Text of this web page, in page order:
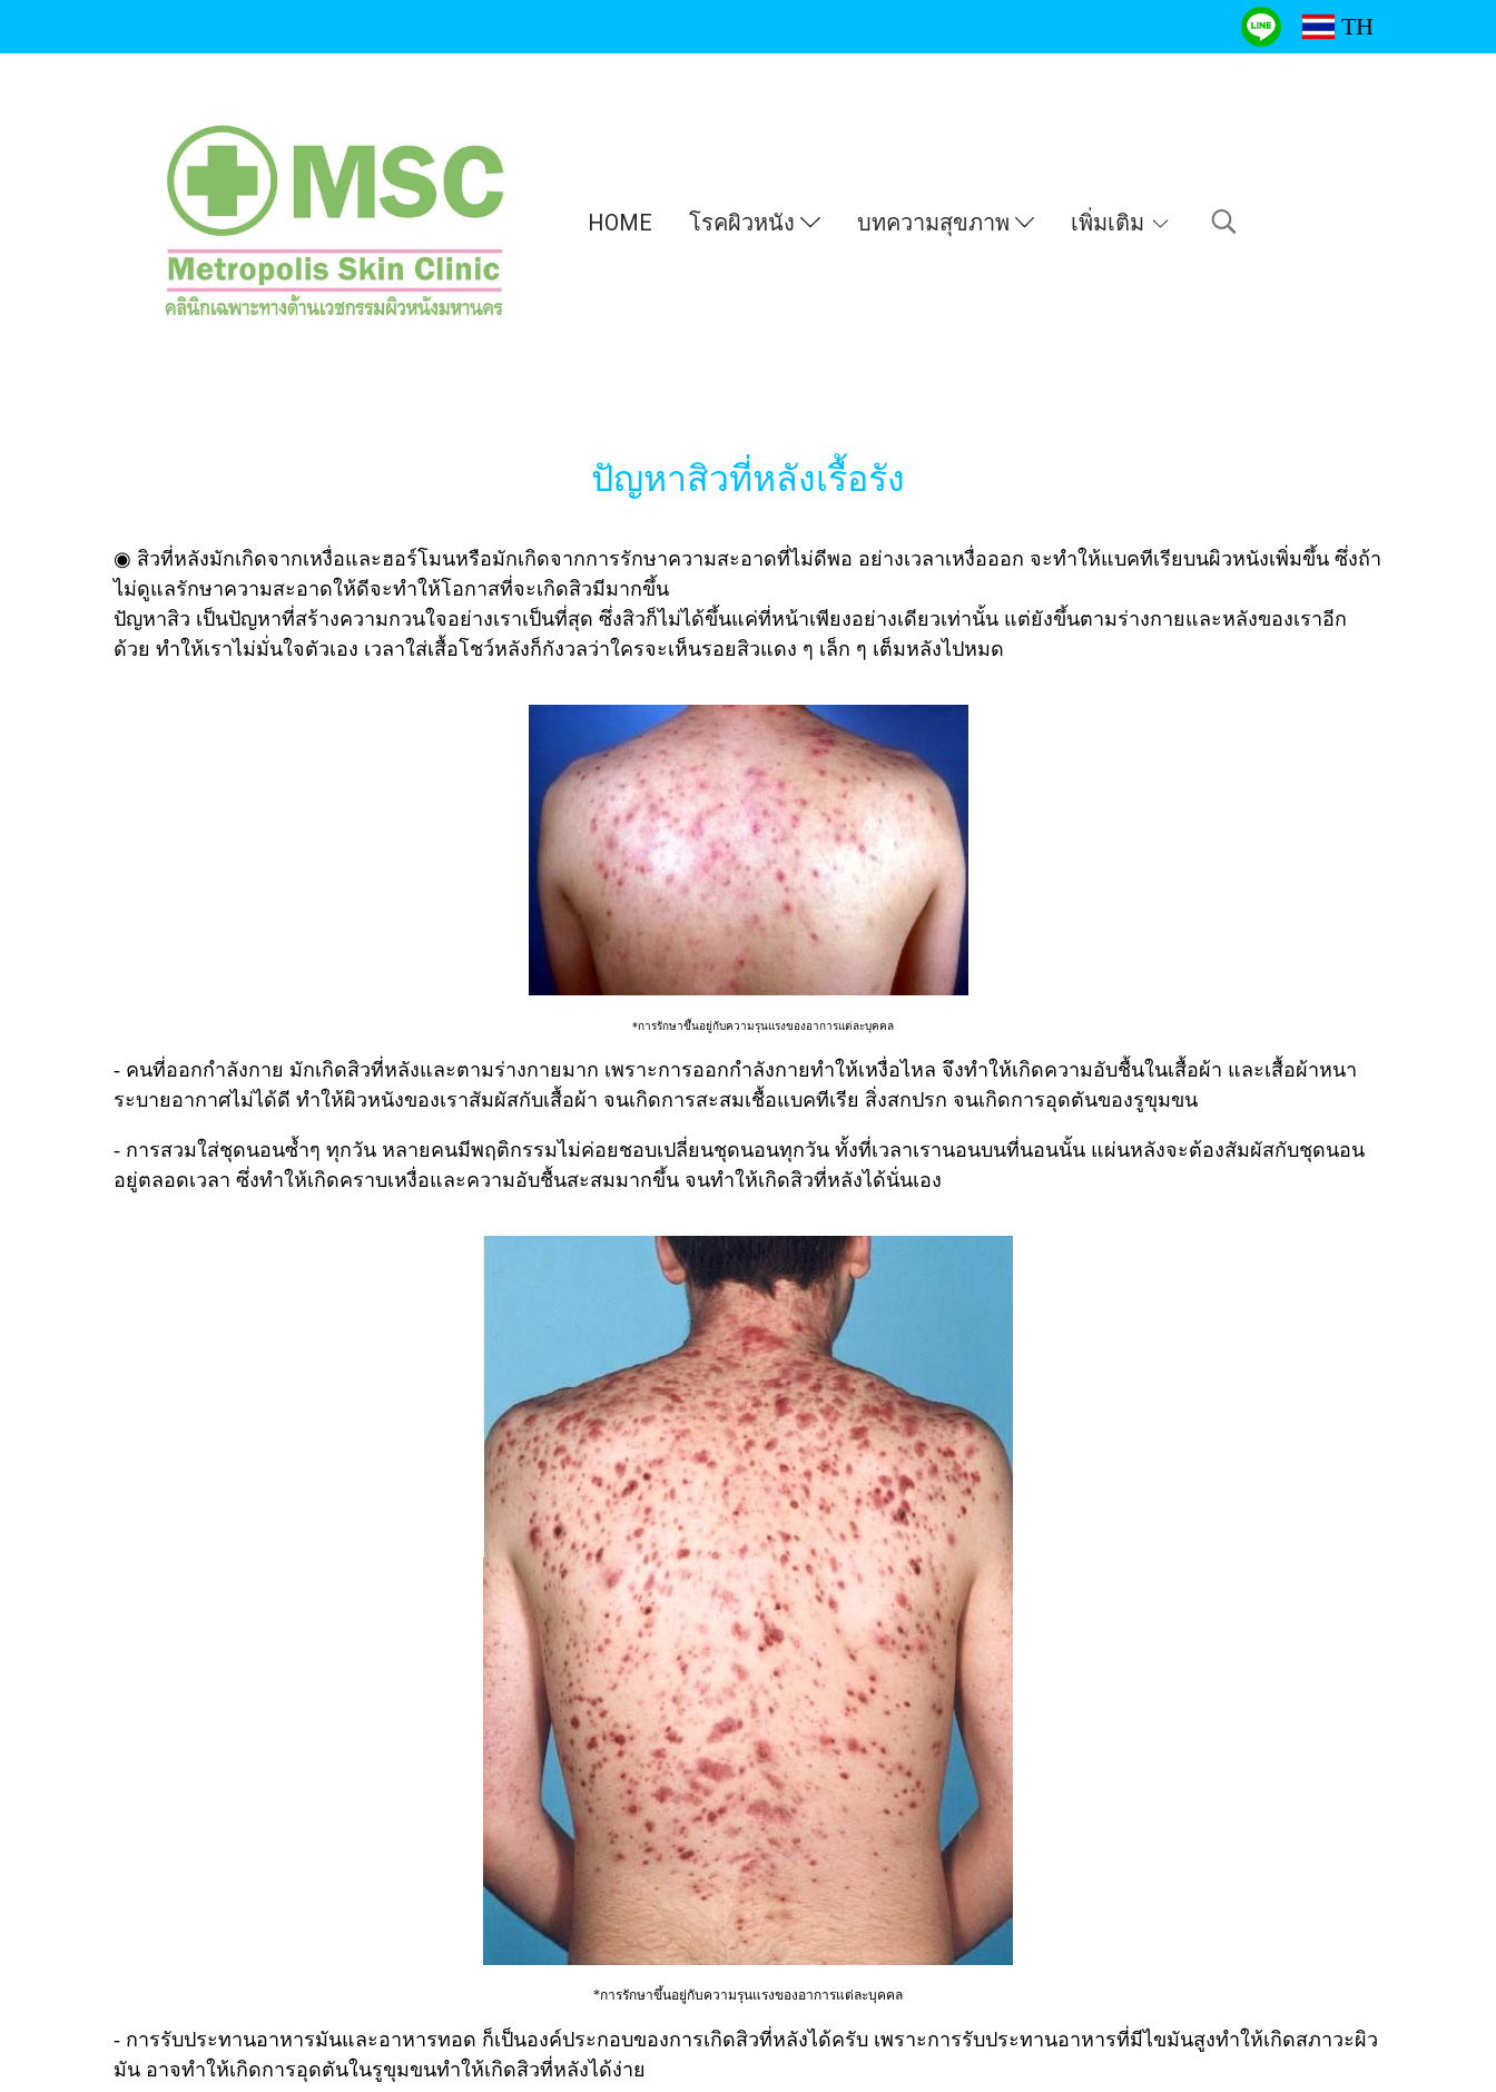
TH
HOME โรคผิวหนัง บทความสุขภาพ เพิ่มเติม
ปัญหาสิวที่หลังเรื้อรัง
◉ สิวที่หลังมักเกิดจากเหงื่อและฮอร์โมนหรือมักเกิดจากการรักษาความสะอาดที่ไม่ดีพอ อย่างเวลาเหงื่อออก จะทำให้แบคทีเรียบนผิวหนังเพิ่มขึ้น ซึ่งถ้า
ไม่ดูแลรักษาความสะอาดให้ดีจะทำให้โอกาสที่จะเกิดสิวมีมากขึ้น
ปัญหาสิว เป็นปัญหาที่สร้างความกวนใจอย่างเราเป็นที่สุด ซึ่งสิวก็ไม่ได้ขึ้นแค่ที่หน้าเพียงอย่างเดียวเท่านั้น แต่ยังขึ้นตามร่างกายและหลังของเราอีก
ด้วย ทำให้เราไม่มั่นใจตัวเอง เวลาใส่เสื้อโชว์หลังก็กังวลว่าใครจะเห็นรอยสิวแดง ๆ เล็ก ๆ เต็มหลังไปหมด
​*การรักษาขึ้นอยู่กับความรุนแรงของอาการแต่ละบุคคล
- คนที่ออกกำลังกาย มักเกิดสิวที่หลังและตามร่างกายมาก เพราะการออกกำลังกายทำให้เหงื่อไหล จึงทำให้เกิดความอับชื้นในเสื้อผ้า และเสื้อผ้าหนา
ระบายอากาศไม่ได้ดี ทำให้ผิวหนังของเราสัมผัสกับเสื้อผ้า จนเกิดการสะสมเชื้อแบคทีเรีย สิ่งสกปรก จนเกิดการอุดตันของรูขุมขน
- การสวมใส่ชุดนอนซ้ำๆ ทุกวัน หลายคนมีพฤติกรรมไม่ค่อยชอบเปลี่ยนชุดนอนทุกวัน ทั้งที่เวลาเรานอนบนที่นอนนั้น แผ่นหลังจะต้องสัมผัสกับชุดนอน
อยู่ตลอดเวลา ซึ่งทำให้เกิดคราบเหงื่อและความอับชื้นสะสมมากขึ้น จนทำให้เกิดสิวที่หลังได้นั่นเอง
*การรักษาขึ้นอยู่กับความรุนแรงของอาการแต่ละบุคคล
- การรับประทานอาหารมันและอาหารทอด ก็เป็นองค์ประกอบของการเกิดสิวที่หลังได้ครับ เพราะการรับประทานอาหารที่มีไขมันสูงทำให้เกิดสภาวะผิว
มัน อาจทำให้เกิดการอุดตันในรูขุมขนทำให้เกิดสิวที่หลังได้ง่าย